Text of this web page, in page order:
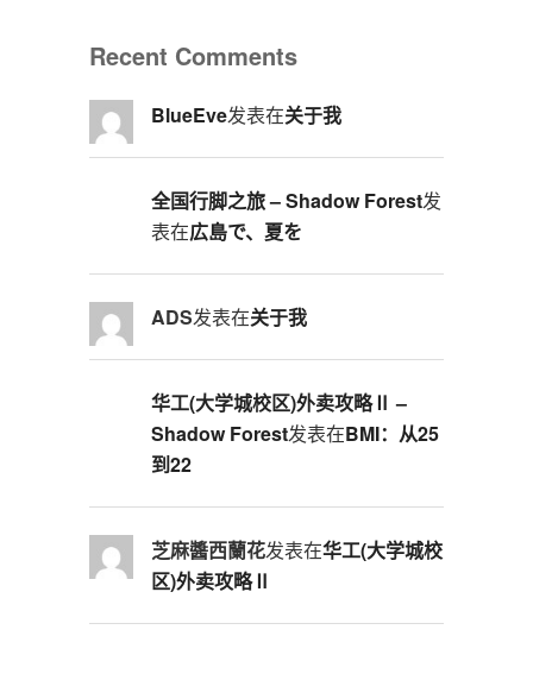
Recent Comments
BlueEve发表在关于我
全国行脚之旅 – Shadow Forest发
表在広島で、夏を
ADS发表在关于我
华工(大学城校区)外卖攻略Ⅱ –
Shadow Forest发表在BMI：从25
到22
芝麻醬西蘭花发表在华工(大学城校
区)外卖攻略Ⅱ